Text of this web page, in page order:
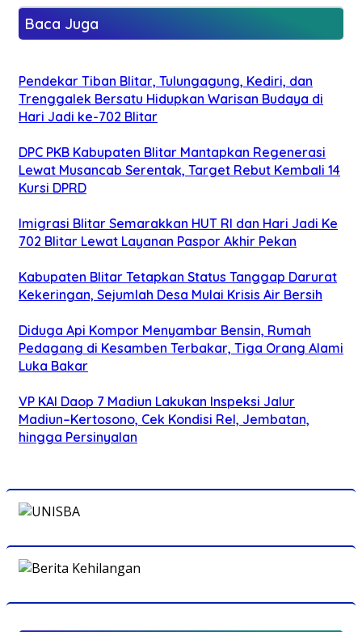
Baca Juga
Pendekar Tiban Blitar, Tulungagung, Kediri, dan
Trenggalek Bersatu Hidupkan Warisan Budaya di
Hari Jadi ke-702 Blitar
DPC PKB Kabupaten Blitar Mantapkan Regenerasi
Lewat Musancab Serentak, Target Rebut Kembali 14
Kursi DPRD
Imigrasi Blitar Semarakkan HUT RI dan Hari Jadi Ke
702 Blitar Lewat Layanan Paspor Akhir Pekan
Kabupaten Blitar Tetapkan Status Tanggap Darurat
Kekeringan, Sejumlah Desa Mulai Krisis Air Bersih
Diduga Api Kompor Menyambar Bensin, Rumah
Pedagang di Kesamben Terbakar, Tiga Orang Alami
Luka Bakar
VP KAI Daop 7 Madiun Lakukan Inspeksi Jalur
Madiun–Kertosono, Cek Kondisi Rel, Jembatan,
hingga Persinyalan